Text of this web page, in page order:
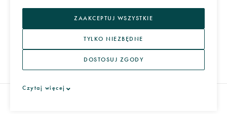
Język
REGULAMIN I POLITYKA PRYWATNOŚCI
ZAAKCEPTUJ WSZYSTKIE
TYLKO NIEZBĘDNE
DOSTOSUJ ZGODY
Czytaj więcej